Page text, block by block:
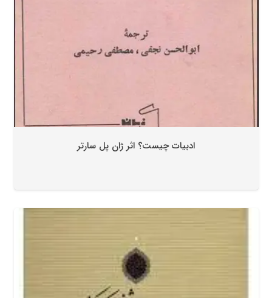
ادبیات چیست؟ اثر ژان پل سارتر